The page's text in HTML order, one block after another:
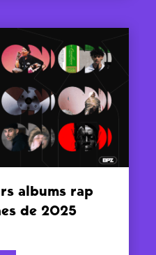
albums rap
de 2025